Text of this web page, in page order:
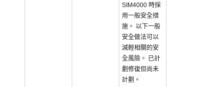
SIM4000 時採
用一般安全措
施。 以下一般
安全做法可以
減輕相關的安
全風險。 已計
劃修復但尚未
計劃。